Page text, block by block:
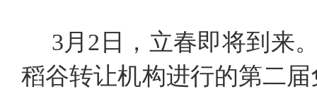
3月2日，立春即将到来
稻谷转让机构进行的第二